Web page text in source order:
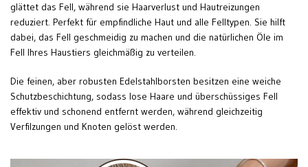
glättet das Fell, während sie Haarverlust und Hautreizungen
reduziert. Perfekt für empfindliche Haut und alle Felltypen. Sie hilft
dabei, das Fell geschmeidig zu machen und die natürlichen Öle im
Fell Ihres Haustiers gleichmäßig zu verteilen.
Die feinen, aber robusten Edelstahlborsten besitzen eine weiche
Schutzbeschichtung, sodass lose Haare und überschüssiges Fell
effektiv und schonend entfernt werden, während gleichzeitig
Verfilzungen und Knoten gelöst werden.